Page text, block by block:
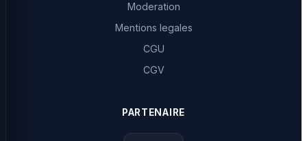
Moderation
Mentions legales
CGU
CGV
PARTENAIRE